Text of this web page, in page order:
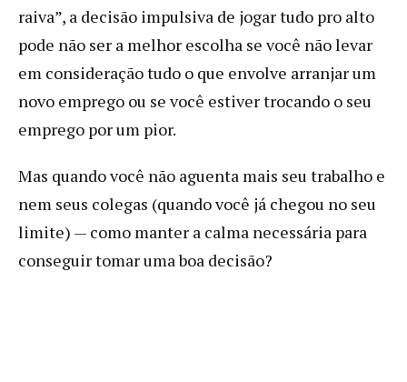
raiva”, a decisão impulsiva de jogar tudo pro alto
pode não ser a melhor escolha se você não levar
em consideração tudo o que envolve arranjar um
novo emprego ou se você estiver trocando o seu
emprego por um pior.
Mas quando você não aguenta mais seu trabalho e
nem seus colegas (quando você já chegou no seu
limite) — como manter a calma necessária para
conseguir tomar uma boa decisão?